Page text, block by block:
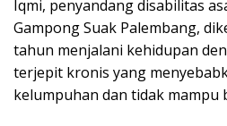
Iqmi, penyandang disabilitas
Gampong Suak Palembang,
tahun menjalani kehidupan
terjepit kronis yang
kelumpuhan dan tidak mampu